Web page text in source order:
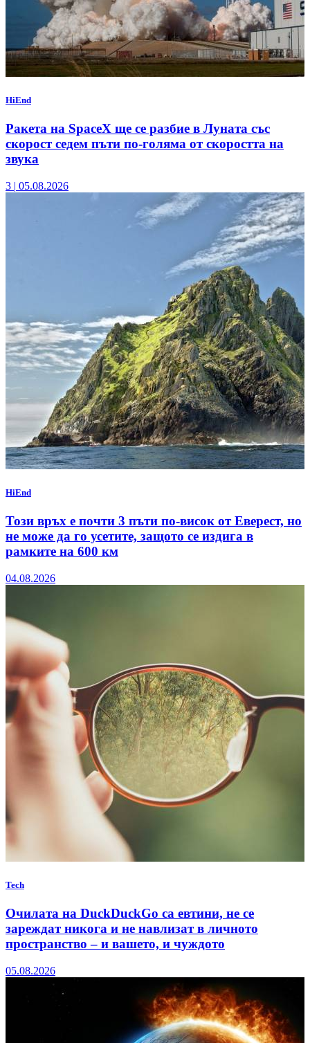
HiEnd
Ракета на SpaceX ще се разбие в Луната със
скорост седем пъти по-голяма от скоростта на
звука
3 | 05.08.2026
HiEnd
Този връх е почти 3 пъти по-висок от Еверест, но
не може да го усетите, защото се издига в
рамките на 600 км
04.08.2026
Tech
Очилата на DuckDuckGo са евтини, не се
зареждат никога и не навлизат в личното
пространство – и вашето, и чуждото
05.08.2026